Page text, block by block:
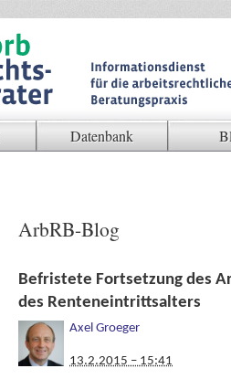
Datenbank
ArbRB-Blog
Befristete Fortsetzung des
des Renteneintrittsalters
Axel Groeger
13.2.2015 – 15:41